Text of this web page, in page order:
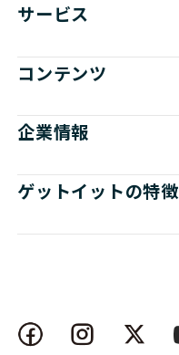
サービス
コンテンツ
企業情報
ゲットイットの特徴